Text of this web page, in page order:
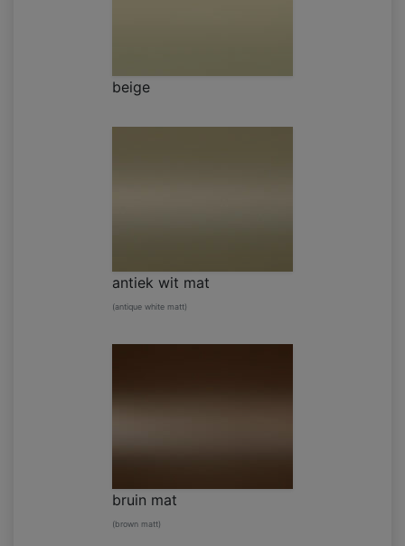
beige
antiek wit mat
(antique white matt)
bruin mat
(brown matt)